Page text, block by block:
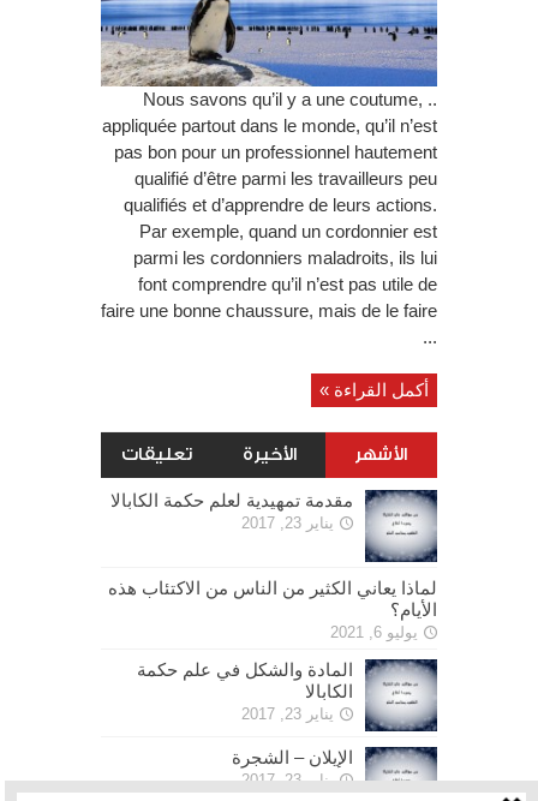
.. Nous savons qu’il y a une coutume,
appliquée partout dans le monde, qu’il n’est
pas bon pour un professionnel hautement
qualifié d’être parmi les travailleurs peu
qualifiés et d’apprendre de leurs actions.
Par exemple, quand un cordonnier est
parmi les cordonniers maladroits, ils lui
font comprendre qu’il n’est pas utile de
faire une bonne chaussure, mais de le faire
...
أكمل القراءة »
الأشهر الأخيرة تعليقات
مقدمة تمهيدية لعلم حكمة الكابالا
يناير 23, 2017
لماذا يعاني الكثير من الناس من الاكتئاب هذه
الأيام؟
يوليو 6, 2021
المادة والشكل في علم حكمة
الكابالا
يناير 23, 2017
الإيلان – الشجرة
يناير 23, 2017